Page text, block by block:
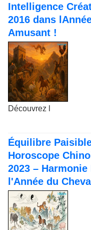
Intelligence
2016 dans
Amusant !
Découvrez l
Équilibre
Horoscope
2023 –
l'Année du